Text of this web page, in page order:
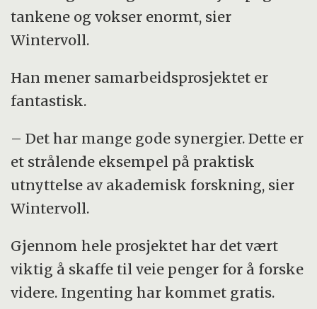
tankene og vokser enormt, sier
Wintervoll.
Han mener samarbeidsprosjektet er
fantastisk.
– Det har mange gode synergier. Dette er
et strålende eksempel på praktisk
utnyttelse av akademisk forskning, sier
Wintervoll.
Gjennom hele prosjektet har det vært
viktig å skaffe til veie penger for å forske
videre. Ingenting har kommet gratis.